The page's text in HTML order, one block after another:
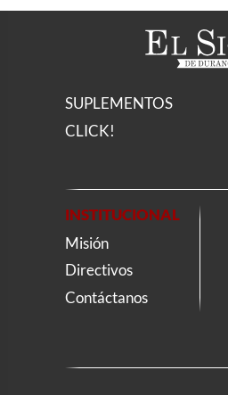
SUPLEMENTOS
CLICK!
INSTITUCIONAL
Misión
Directivos
Contáctanos